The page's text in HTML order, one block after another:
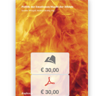
b
€ 30,00
p
€ 30,00